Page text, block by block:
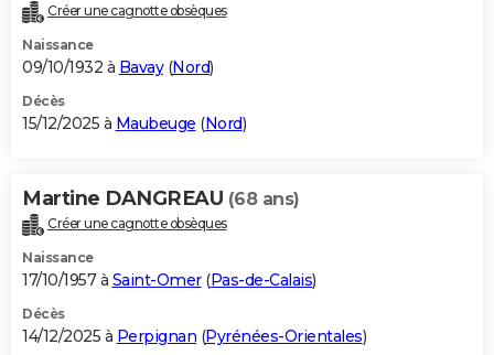
Destinations
City break
Voyage nature
Voyage de noces
Forum
Climat
+PHOTO
GUIDES D'ACHAT
BONS PLANS
Carte de Noël
Carte Bonne année
Carte Saint-Valentin
Carte Pâques
Carte d'anniversaire
DICTIONNAIRE
Dictionnaire
Biographies
Citations
Expressions
Proverbes
PROGRAMME TV
S'inscrire
Se connecter
Lycées
Collèges
Primaires
Universités
Entreprises
Service militaire
Avis de recherche
AVIS DE DÉCÈS
Créer une cagnotte obsèques
Naissance
09/10/1932 à Bavay(Nord)
Décès
15/12/2025 à Maubeuge (Nord)
Martine DANGREAU (68 ans)
Créer une cagnotte obsèques
Naissance
17/10/1957 à Saint-Omer(Pas-de-Calais)
Décès
14/12/2025 à Perpignan (Pyrénées-Orientales)